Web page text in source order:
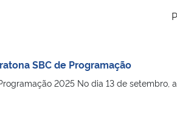
SBC de Programação
2025 No dia 13 de setembro,